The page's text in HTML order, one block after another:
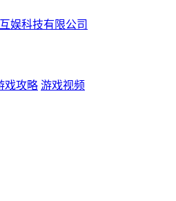
娱科技有限公司
戏攻略 游戏视频